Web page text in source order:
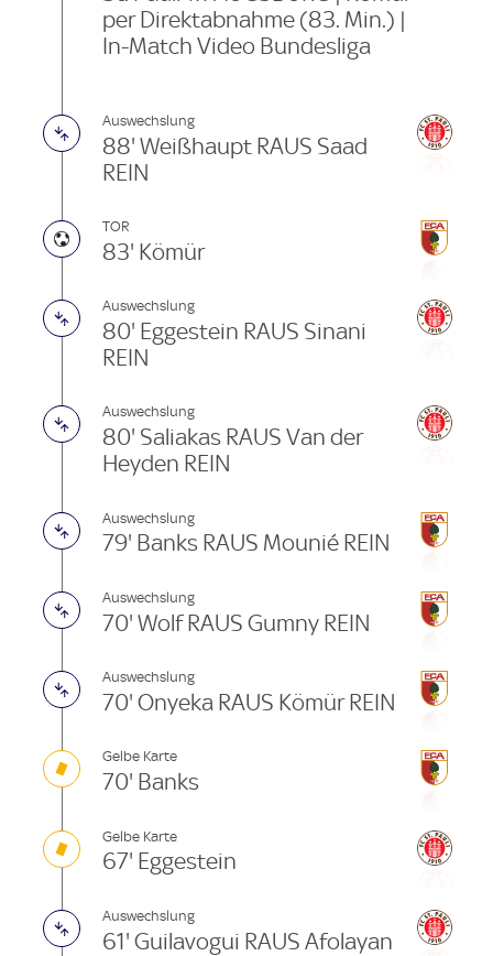
per Direktabnahme (83. Min.) |
In-Match Video Bundesliga
Auswechslung
88' Weißhaupt RAUS Saad
REIN
TOR
83' Kömür
Auswechslung
80' Eggestein RAUS Sinani
REIN
Auswechslung
80' Saliakas RAUS Van der
Heyden REIN
Auswechslung
79' Banks RAUS Mounié REIN
Auswechslung
70' Wolf RAUS Gumny REIN
Auswechslung
70' Onyeka RAUS Kömür REIN
Gelbe Karte
70' Banks
Gelbe Karte
67' Eggestein
Auswechslung
61' Guilavogui RAUS Afolayan